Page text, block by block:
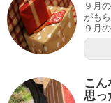
９月
がも
９月
こ
思っ